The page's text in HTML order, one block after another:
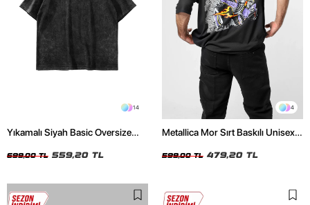
14
Yıkamalı Siyah Basic Oversize
699,00 TL 559,20 TL
4
Metallica Mor Sırt Baskılı Unisex
599,00 TL 479,20 TL